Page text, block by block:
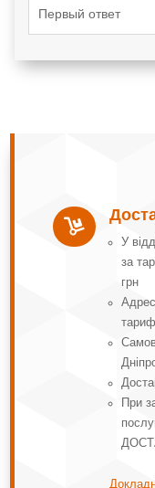
Первый ответ

У
за
грн
При